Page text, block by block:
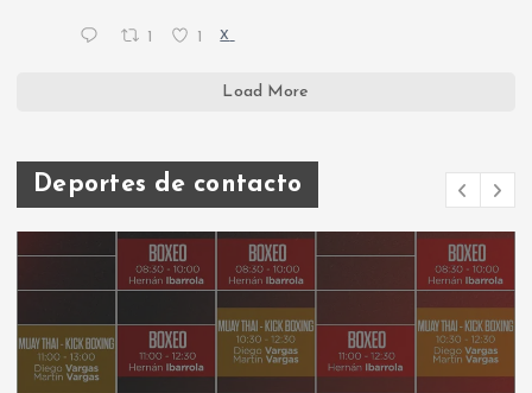
1 1 X
Load More
Deportes de contacto